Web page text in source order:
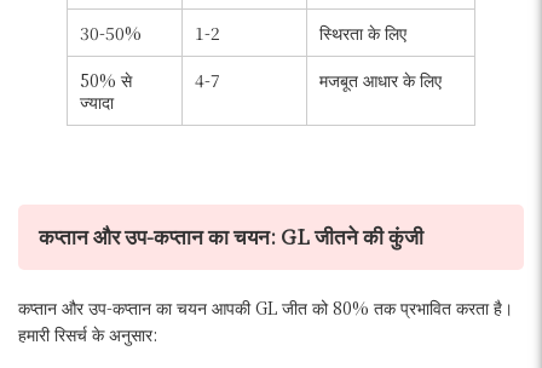
30-50%
1-2
स्थिरता के लिए
50% से
ज्यादा
4-7 मजबूत आधार के लिए
कप्तान और उप-कप्तान का चयन: GL जीतने की कुंजी
कप्तान और उप-कप्तान का चयन आपकी GL जीत को 80% तक प्रभावित करता है।
हमारी रिसर्च के अनुसार: